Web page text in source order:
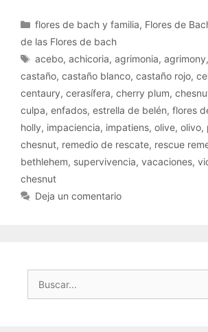
Categorías
flores de bach y familia, Flores de
de las Flores de bach
Etiquetas
acebo,achicoria,agrimonia,agrimony,
castaño, castaño blanco, castaño rojo,
centaury, cerasífera, cherry plum,
culpa, enfados, estrella de belén, flores
holly, impaciencia, impatiens, olive, olivo,
chesnut, remedio de rescate, rescue
bethlehem, supervivencia, vacaciones,
chesnut
Deja un comentario
Buscar: